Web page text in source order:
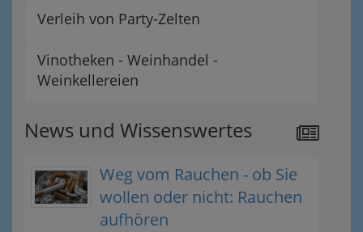
Verleih von Party-Zelten
Vinotheken - Weinhandel -
Weinkellereien
News und Wissenswertes
Weg vom Rauchen - ob Sie
wollen oder nicht: Rauchen
aufhören